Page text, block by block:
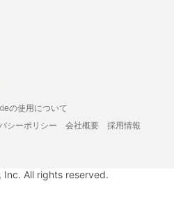
の使用について
シーポリシー 会社概要
採用情報
All rights reserved.